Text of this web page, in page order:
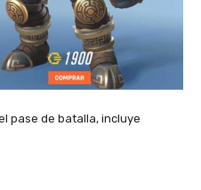
pase de batalla, incluye